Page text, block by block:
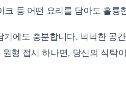
등 어떤 요리를 담아도 훌륭
에도 충분합니다. 넉넉한 공
형 접시 하나면, 당신의 식탁